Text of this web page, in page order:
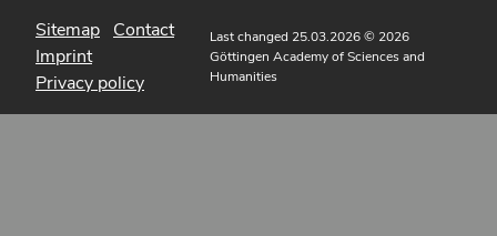
Sitemap Contact
Imprint
Privacy policy
Last changed 25.03.2026© 2026
Göttingen Academy of Sciences and
Humanities